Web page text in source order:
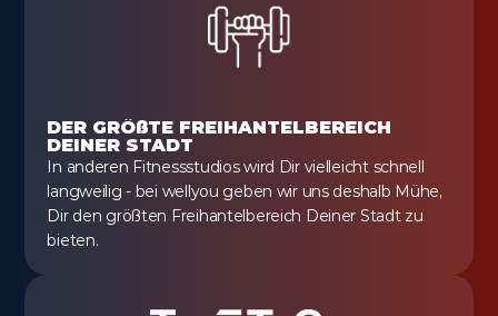
DER GRÖßTE FREIHANTELBEREICH
DEINER STADT
In anderen Fitnessstudios wird Dir vielleicht schnell
langweilig - bei wellyou geben wir uns deshalb Mühe,
Dir den größten Freihantelbereich Deiner Stadt zu
bieten.